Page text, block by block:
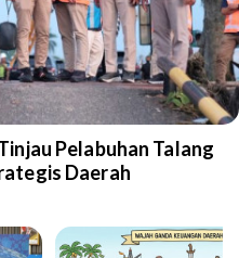
Pelabuhan Talang
Daerah